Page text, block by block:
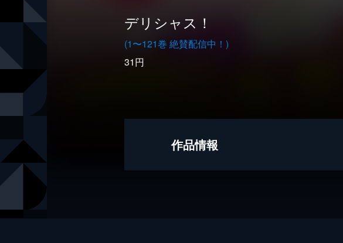
デリシャス！
(1〜121巻 絶賛配信中！)
31円
作品情報